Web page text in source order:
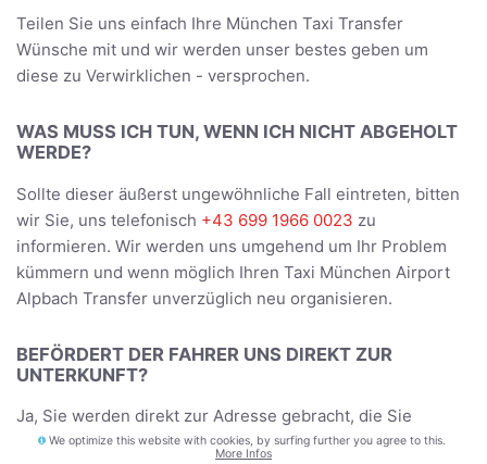
Teilen Sie uns einfach Ihre München Taxi Transfer
Wünsche mit und wir werden unser bestes geben um
diese zu Verwirklichen - versprochen.
WAS MUSS ICH TUN, WENN ICH NICHT ABGEHOLT
WERDE?
Sollte dieser äußerst ungewöhnliche Fall eintreten, bitten
wir Sie, uns telefonisch +43 699 1966 0023 zu
informieren. Wir werden uns umgehend um Ihr Problem
kümmern und wenn möglich Ihren Taxi München Airport
Alpbach Transfer unverzüglich neu organisieren.
BEFÖRDERT DER FAHRER UNS DIREKT ZUR
UNTERKUNFT?
Ja, Sie werden direkt zur Adresse gebracht, die Sie
während der Buchung angegeben haben - und bei der
We optimize this website with cookies, by surfing further you agree to this.
More Infos